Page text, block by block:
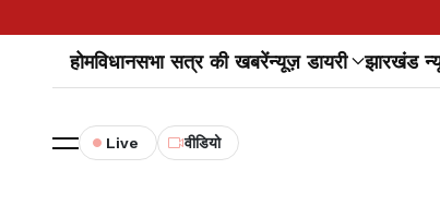
होमविधानसभा सत्र की खबरेंन्यूज़ डायरी झारखंड
Live वीडियो